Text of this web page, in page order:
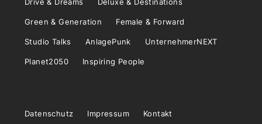
Green & Generation Female & Forward
Studio Talks AnlagePunk UnternehmerNEXT
Planet2050 Inspiring People
Datenschutz Impressum Kontakt